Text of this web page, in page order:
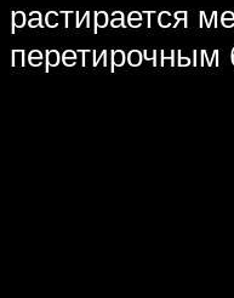
растирается
перетирочным